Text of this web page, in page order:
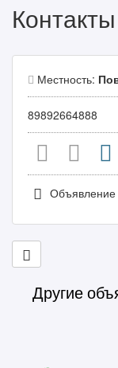
Контакты
Местность:
89892664888
Объявление
Другие